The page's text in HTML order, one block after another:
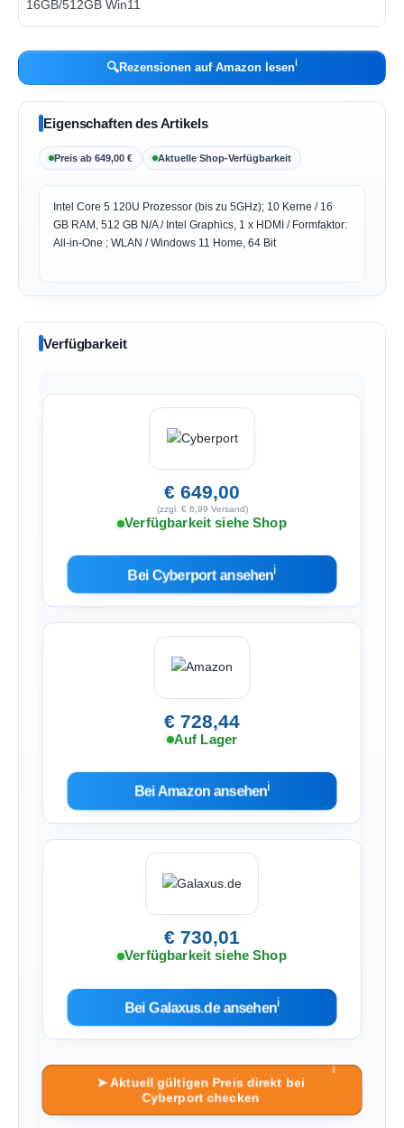
🔍Rezensionen auf Amazon lesenℹ︎
Eigenschaften des Artikels
Preis ab 649,00 € Aktuelle Shop-Verfügbarkeit
Intel Core 5 120U Prozessor (bis zu 5GHz); 10 Kerne / 16
GB RAM, 512 GB N/A / Intel Graphics, 1 x HDMI / Formfaktor:
All-in-One ; WLAN / Windows 11 Home, 64 Bit
Verfügbarkeit
€ 649,00
(zzgl. € 6,99 Versand)
Verfügbarkeit siehe Shop
Bei Cyberport ansehenℹ︎
€ 728,44
Auf Lager
Bei Amazon ansehenℹ︎
€ 730,01
Verfügbarkeit siehe Shop
Bei Galaxus.de ansehenℹ︎
➤ Aktuell gültigen Preis direkt bei
Cyberport checken
ℹ︎